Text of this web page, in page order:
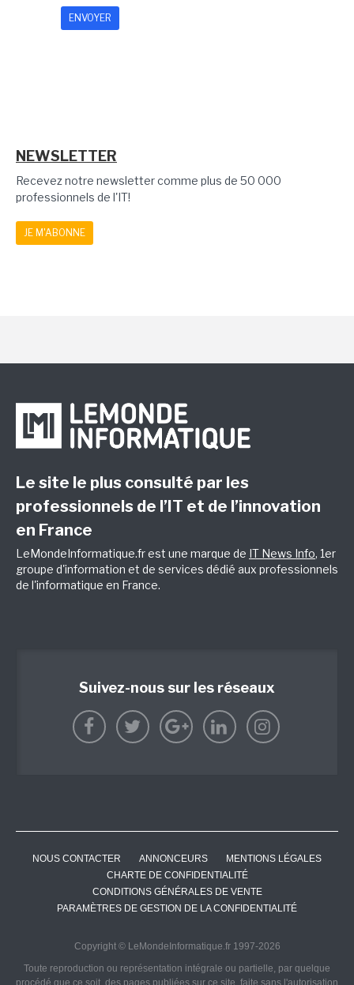
NEWSLETTER
Recevez notre newsletter comme plus de 50 000
professionnels de l'IT!
JE M'ABONNE
Le site le plus consulté par les
professionnels de l’IT et de l’innovation
en France
LeMondeInformatique.fr est une marque de IT News Info, 1er
groupe d'information et de services dédié aux professionnels
de l'informatique en France.
Suivez-nous sur les réseaux
NOUS CONTACTER ANNONCEURS
MENTIONS LÉGALES
CHARTE DE CONFIDENTIALITÉ
CONDITIONS GÉNÉRALES DE VENTE
PARAMÈTRES DE GESTION DE LA CONFIDENTIALITÉ
Copyright © LeMondeInformatique.fr 1997-2026
Toute reproduction ou représentation intégrale ou partielle, par quelque
procédé que ce soit, des pages publiées sur ce site, faite sans l'autorisation